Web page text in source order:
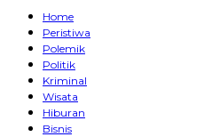
Home
Peristiwa
Polemik
Politik
Kriminal
Wisata
Hiburan
Bisnis